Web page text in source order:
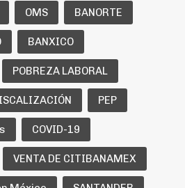
OMS BANORTE
BANXICO
POBREZA LABORAL
PEP
COVID-19
VENTA DE CITIBANAMEX